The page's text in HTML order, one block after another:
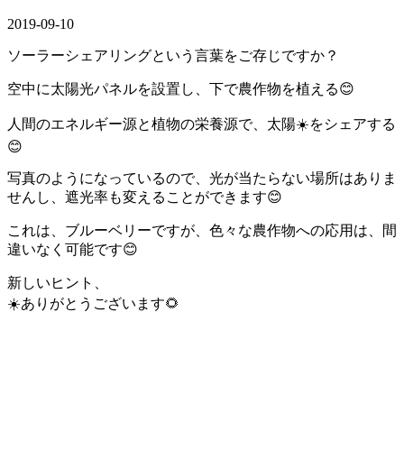
2019-09-10
ソーラーシェアリングという言葉をご存じですか？
空中に太陽光パネルを設置し、下で農作物を植える😊
人間のエネルギー源と植物の栄養源で、太陽☀️をシェアする
😊
写真のようになっているので、光が当たらない場所はありま
せんし、遮光率も変えることができます😊
これは、ブルーベリーですが、色々な農作物への応用は、間
違いなく可能です😊
新しいヒント、
☀️ありがとうございます🌻